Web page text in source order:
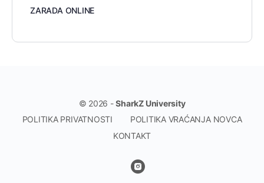
ZARADA ONLINE
© 2026 -SharkZ University
POLITIKA PRIVATNOSTI
POLITIKA VRAĆANJA NOVCA
KONTAKT